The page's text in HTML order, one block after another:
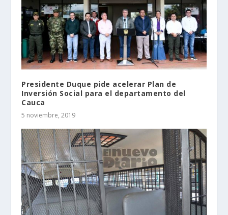
Presidente Duque pide acelerar Plan de
Inversión Social para el departamento del
Cauca
5 noviembre, 2019